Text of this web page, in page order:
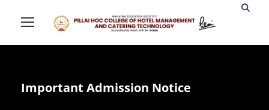
Important Admission Notice